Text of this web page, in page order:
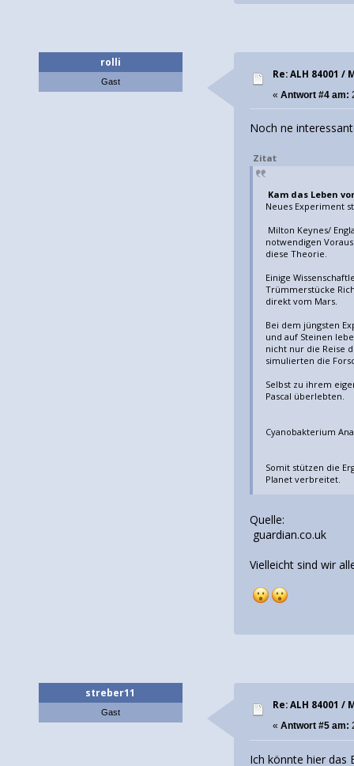
rolli
Gast
Re: ALH 84001
«Antwort #4 am:
Noch ne
Zitat
Kam das Leben
Neues Experiment
Milton Keynes/
notwendigen
diese Theorie.
Einige
Trümmerstücke
direkt vom Mars.
Bei dem jüngsten
und auf Steinen
nicht nur die Reise
simulierten die
Selbst zu ihrem
Pascal überlebten.
Cyanobakterium
Somit stützen die
Planet verbreitet.
Quelle:
guardian.co.uk
Vielleicht sind wir
streber11
Gast
Re: ALH 84001
«Antwort #5 am:
Ich könnte hier das